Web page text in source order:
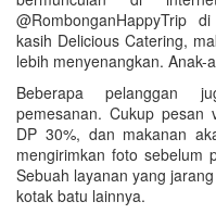
@RombonganHappyTrip
kasih Delicious Catering,
lebih menyenangkan. Anak-
Beberapa pelanggan
pemesanan. Cukup pesan
DP 30%, dan makanan
mengirimkan foto sebelum
Sebuah layanan yang
kotak batu lainnya.